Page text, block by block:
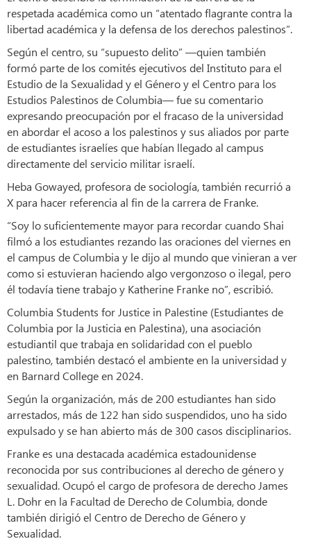
respetada académica como un “atentado flagrante contra la
libertad académica y la defensa de los derechos palestinos”.
Según el centro, su “supuesto delito” —quien también
formó parte de los comités ejecutivos del Instituto para el
Estudio de la Sexualidad y el Género y el Centro para los
Estudios Palestinos de Columbia— fue su comentario
expresando preocupación por el fracaso de la universidad
en abordar el acoso a los palestinos y sus aliados por parte
de estudiantes israelíes que habían llegado al campus
directamente del servicio militar israelí.
Heba Gowayed, profesora de sociología, también recurrió a
X para hacer referencia al fin de la carrera de Franke.
“Soy lo suficientemente mayor para recordar cuando Shai
filmó a los estudiantes rezando las oraciones del viernes en
el campus de Columbia y le dijo al mundo que vinieran a ver
como si estuvieran haciendo algo vergonzoso o ilegal, pero
él todavía tiene trabajo y Katherine Franke no”, escribió.
Columbia Students for Justice in Palestine (Estudiantes de
Columbia por la Justicia en Palestina), una asociación
estudiantil que trabaja en solidaridad con el pueblo
palestino, también destacó el ambiente en la universidad y
en Barnard College en 2024.
Según la organización, más de 200 estudiantes han sido
arrestados, más de 122 han sido suspendidos, uno ha sido
expulsado y se han abierto más de 300 casos disciplinarios.
Franke es una destacada académica estadounidense
reconocida por sus contribuciones al derecho de género y
sexualidad. Ocupó el cargo de profesora de derecho James
L. Dohr en la Facultad de Derecho de Columbia, donde
también dirigió el Centro de Derecho de Género y
Sexualidad.